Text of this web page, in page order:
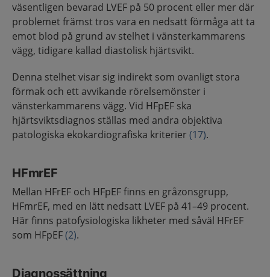
väsentligen bevarad LVEF på 50 procent eller mer där
problemet främst tros vara en nedsatt förmåga att ta
emot blod på grund av stelhet i vänsterkammarens
vägg, tidigare kallad diastolisk hjärtsvikt.
Denna stelhet visar sig indirekt som ovanligt stora
förmak och ett avvikande rörelsemönster i
vänsterkammarens vägg. Vid HFpEF ska
hjärtsviktsdiagnos ställas med andra objektiva
patologiska ekokardiografiska kriterier (17).
HFmrEF
Mellan HFrEF och HFpEF finns en gråzonsgrupp,
HFmrEF, med en lätt nedsatt LVEF på 41–49 procent.
Här finns patofysiologiska likheter med såväl HFrEF
som HFpEF(2).
Diagnossättning